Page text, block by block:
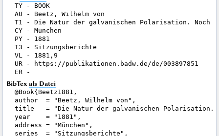
TY - BOOK
AU - Beetz, Wilhelm von
T1 - Die Natur der galvanischen Polarisation. Noch
CY - München
PY - 1881
T3 - Sitzungsberichte
VL - 1881,9
UR - https://publikationen.badw.de/de/003897851
BibTex als Datei
@Book{Beetz1881,
author  = "Beetz, Wilhelm von",
title   = "Die Natur der galvanischen Polarisation.
year    = "1881",
address = "München",
series  = "Sitzungsberichte",